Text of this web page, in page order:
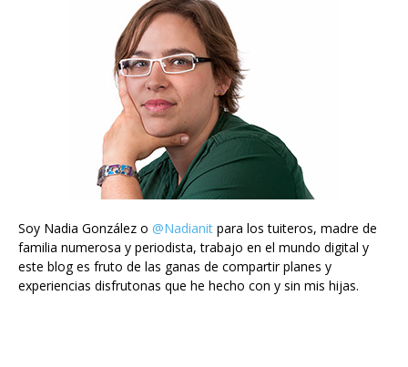
Soy Nadia González o @Nadianit para los tuiteros, madre de
familia numerosa y periodista, trabajo en el mundo digital y
este blog es fruto de las ganas de compartir planes y
experiencias disfrutonas que he hecho con y sin mis hijas.